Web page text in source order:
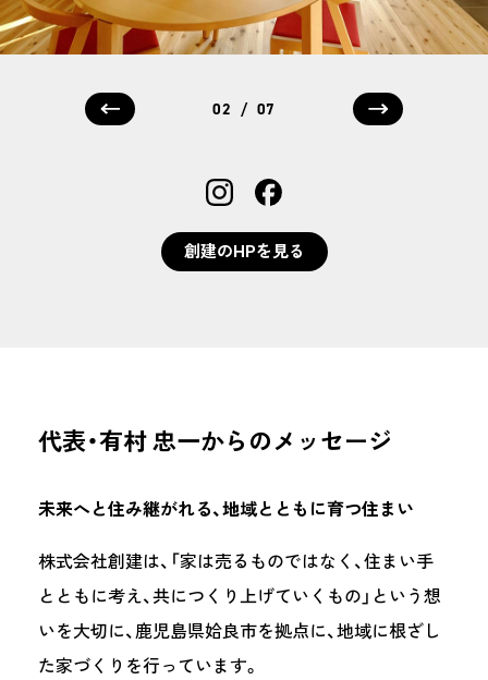
02 / 07
創建のHPを見る
代表・有村 忠一からのメッセージ
未来へと住み継がれる、地域とともに育つ住まい
株式会社創建は、「家は売るものではなく、住まい手
とともに考え、共につくり上げていくもの」という想
いを大切に、鹿児島県姶良市を拠点に、地域に根ざし
た家づくりを行っています。